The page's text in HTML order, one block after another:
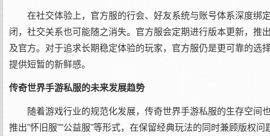
在社交体验上，官方服的行会、好友系统与账号体系深度绑
闭，社交关系也可能随之消失。官方服会定期进行版本更新，
及官方。对于追求长期稳定体验的玩家，官方服仍是更可靠的
提供短暂的新鲜感。
传奇世界手游私服的未来发展趋势
随着游戏行业的规范化发展，传奇世界手游私服的生存空间
推出"怀旧服""公益服"等形式，在保留经典玩法的同时兼顾版权